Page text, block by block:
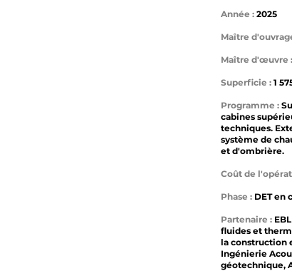
Année : 2025
Maître
Maître d'œuvre :
Superficie : 1
Programme :
cabines
techniques.
système de
et d'ombrière.
Coût de
Phase : DET en
Partenaire :
fluides et
la construction
Ingénierie
géotechnique,